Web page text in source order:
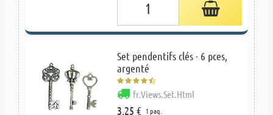
Set pendentifs clés - 6 pces,
argenté
fr.Views.Set.Html
3,25 € 1 paq.